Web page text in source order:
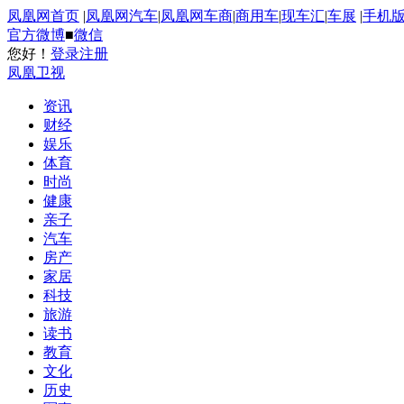
凤凰网首页 |凤凰网汽车|凤凰网车商|商用车|现车汇|车展 |手机版
官方微博■微信
您好！ 登录注册
凤凰卫视
资讯
财经
娱乐
体育
时尚
健康
亲子
汽车
房产
家居
科技
旅游
读书
教育
文化
历史